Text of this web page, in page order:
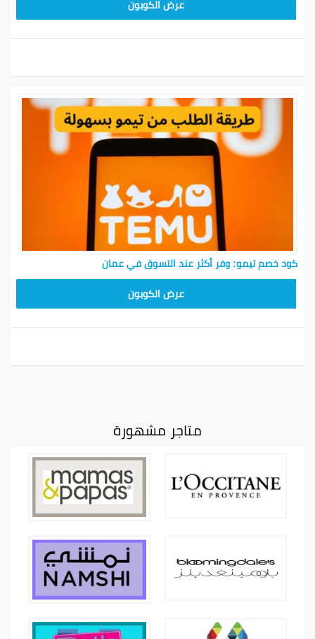
عرض الكوبون
كود خصم تيمو: وفر أكثر عند التسوق في عمان
عرض الكوبون
متاجر مشهورة